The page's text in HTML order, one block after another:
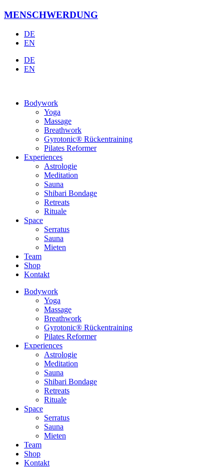
Zum
springen
MENSCHWERDUNG
DE
EN
DE
EN
Bodywork
Yoga
Massage
Breathwork
Gyrotonic® Rückentraining
Pilates Reformer
Experiences
Astrologie
Meditation
Sauna
Shibari Bondage
Retreats
Rituale
Space
Serratus
Sauna
Mieten
Team
Shop
Kontakt
Bodywork
Yoga
Massage
Breathwork
Gyrotonic® Rückentraining
Pilates Reformer
Experiences
Astrologie
Meditation
Sauna
Shibari Bondage
Retreats
Rituale
Space
Serratus
Sauna
Mieten
Team
Shop
Kontakt